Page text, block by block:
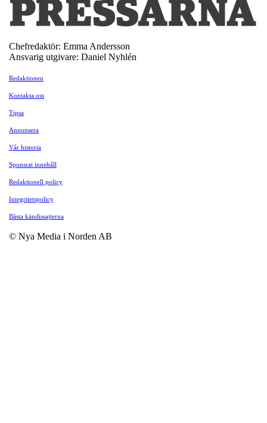
Chefredaktör: Emma Andersson
Ansvarig utgivare: Daniel Nyhlén
Redaktionen
Kontakta oss
Tipsa
Annonsera
Vår historia
Sponsrat innehåll
Redaktionell policy
Integritetspolicy
Bästa kändissajterna
© Nya Media i Norden AB